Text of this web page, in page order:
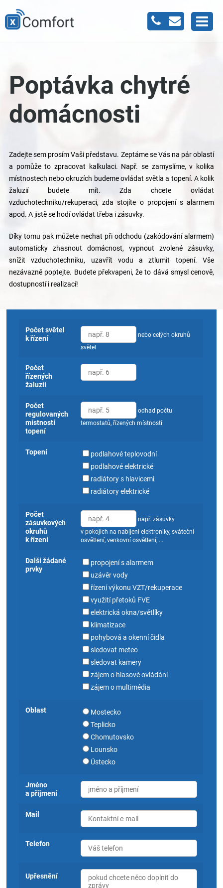
Poptávka chytré
domácnosti
Zadejte sem prosím Vaši představu. Zeptáme se Vás na pár oblastí
a pomůže to zpracovat kalkulaci. Např. se zamyslíme, v kolika
místnostech nebo okruzích budeme ovládat světla a topení. A kolik
žaluzií budete mít. Zda chcete ovládat
vzduchotechniku/rekuperaci, zda stojíte o propojení s alarmem
apod. A jistě se hodí ovládat třeba i zásuvky.
Díky tomu pak můžete nechat při odchodu (zakódování alarmem)
automaticky zhasnout domácnost, vypnout zvolené zásuvky,
snížit vzduchotechniku, uzavřít vodu a ztlumit topení. Vše
nezávazně poptejte. Budete překvapeni, že to dává smysl cenově,
dostupností i realizací!
Počet světel
k řízení
nebo celých okruhů
světel
Počet
řízených
žaluzií
Počet
regulovaných
místností
topení
odhad počtu
termostatů, řízených místností
Topení
podlahové teplovodní
podlahové elektrické
radiátory s hlavicemi
radiátory elektrické
Počet
zásuvkových
okruhů
k řízení
např. zásuvky
v pokojích na nabíjení elektroniky, sváteční
osvětlení, venkovní osvětlení, ...
Další žádané
prvky
propojení s alarmem
uzávěr vody
řízení výkonu VZT/rekuperace
využití přetoků FVE
elektrická okna/světlíky
klimatizace
pohybová a okenní čidla
sledovat meteo
sledovat kamery
zájem o hlasové ovládání
zájem o multimédia
Oblast
Mostecko
Teplicko
Chomutovsko
Lounsko
Ústecko
Jméno
a příjmení
Mail
Telefon
Upřesnění